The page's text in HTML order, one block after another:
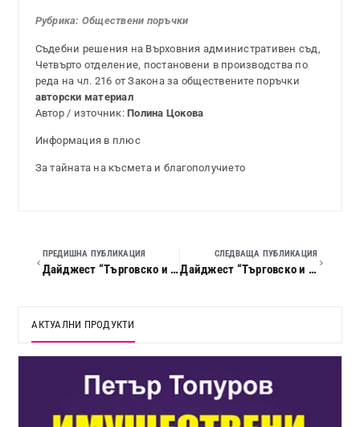
Рубрика: Обществени поръчки
Съдебни решения на Върховния административен съд,
Четвърто отделение, постановени в производства по
реда на чл. 216 от Закона за обществените поръчки
авторски материал
Автор / източник:Полина Цокова
Информация в плюс
За тайната на късмета и благополучието
ПРЕДИШНА ПУБЛИКАЦИЯ
Дайджест “Търговско и облигационно право”, 2022 г., кн. 02
СЛЕДВАЩА ПУБЛИКАЦИЯ
Дайджест “Търговско и облигационно право”, 2022 г., кн. 04
АКТУАЛНИ ПРОДУКТИ